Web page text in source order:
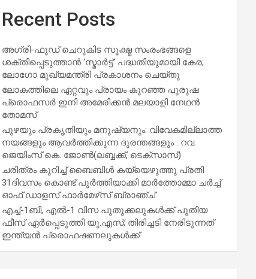
Recent Posts
അഗ്രി-ഫുഡ് ചെറുകിട സൂക്ഷ്മ സംരംഭങ്ങളെ
ശക്തിപ്പെടുത്താന്‍ ‘സ്മാര്‍ട്ട്’ പദ്ധതിയുമായി കേര;
ലോഗോ മുഖ്യമന്ത്രി പ്രകാശനം ചെയ്തു
ലോകത്തിലെ ഏറ്റവും പ്രായം കുറഞ്ഞ പുരുഷ
പ്രൊഫസർ ഇനി അമേരിക്കൻ മലയാളി നേഥൻ
തോമസ്
പുഴയും പ്രകൃതിയും മനുഷ്യനും: വിവേകമില്ലാത്ത
നയങ്ങളും ആവർത്തിക്കുന്ന ദുരന്തങ്ങളും : റവ.
ജെയിംസ് കെ. ജോൺ(ലബ്ബക്ക്, ടെക്സാസ്)
ചരിത്രം കുറിച്ച് ബൈബിൾ കയ്യെഴുത്തു പ്രതി
31ദിവസം കൊണ്ട് പൂർത്തിയാക്കി മാർത്തോമ്മാ ചർച്ച്
ഓഫ് ഡാളസ് ഫാർമേഴ്‌സ് ബ്രാഞ്ച്
എച്ച്-1ബി, എൽ-1 വിസ പുതുക്കലുകൾക്ക് പുതിയ
ഫീസ് ഏർപ്പെടുത്തി യു.എസ്; തിരിച്ചടി നേരിടുന്നത്
ഇന്ത്യൻ പ്രൊഫഷണലുകൾക്ക്